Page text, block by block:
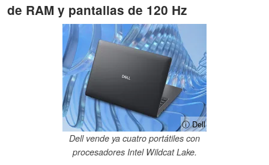
de RAM y pantallas de 120 Hz
ⓘ Dell
Dell vende ya cuatro portátiles con
procesadores Intel Wildcat Lake.